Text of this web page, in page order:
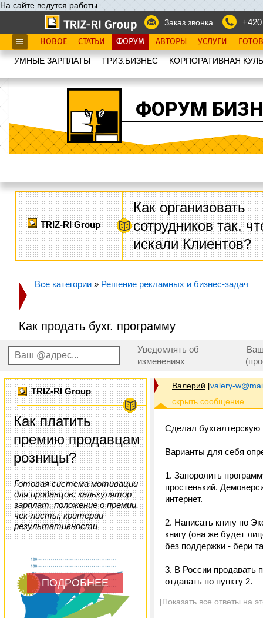
На сайте ведутся работы
Заказ звонка
НОВОЕ СТАТЬИ ФОРУМ АВТОРЫ УСЛУГИ
УМНЫЕ ЗАРПЛАТЫ ТРИЗ.БИЗНЕС КОРПОРАТИВНАЯ
ФОРУМ
TRIZ-RI Group
Как организовать
сотрудников так,
искали Клиентов?
Все категории » Решение рекламных и бизнес-задач
Как продать бухг. программу
Уведомлять об
изменениях
TRIZ-RI Group
Как платить
премию продавцам
розницы?
Готовая система мотивации
для продавцов: калькулятор
зарплат, положение о премии,
чек-листы, критерии
результативности
ПОДРОБНЕЕ
Валерий [valery-
Сделал бухгалтерскую
Варианты для себя
1. Запоролить
простенький.
интернет.
2. Написать книгу по
книгу (она же будет
без поддержки - бери
3. В России продавать
отдавать по пункту 2.
[Показать все ответы на